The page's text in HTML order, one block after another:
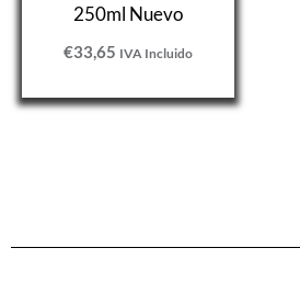
250ml Nuevo
€33,65 IVA Incluido